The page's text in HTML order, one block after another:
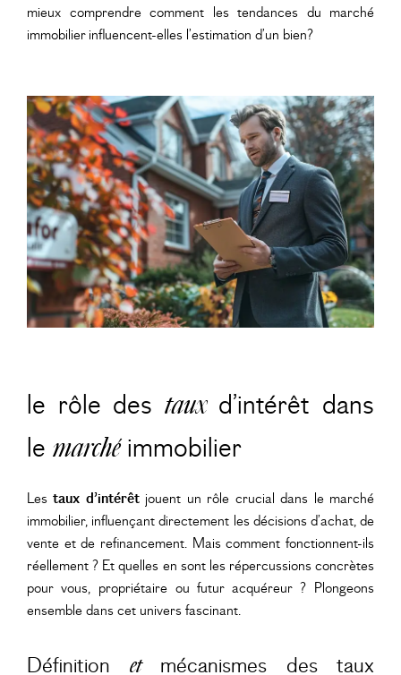
mieux comprendre comment les tendances du marché
immobilier influencent-elles l’estimation d’un bien?
le rôle des tauxd’intérêt dans
le marchéimmobilier
Lestaux d’intérêtjouent un rôle crucial dans le marché
immobilier, influençant directement les décisions d’achat, de
vente et de refinancement. Mais comment fonctionnent-ils
réellement ? Et quelles en sont les répercussions concrètes
pour vous, propriétaire ou futur acquéreur ? Plongeons
ensemble dans cet univers fascinant.
Définition etmécanismes des taux